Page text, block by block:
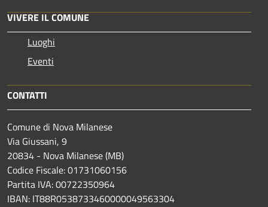
VIVERE IL COMUNE
Luoghi
Eventi
CONTATTI
Comune di Nova Milanese
Via Giussani, 9
20834 - Nova Milanese (MB)
Codice Fiscale: 01731060156
Partita IVA: 00722350964
IBAN: IT88R0538733460000049563304